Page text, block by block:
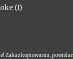
(I)
Zakaz kopiowania,